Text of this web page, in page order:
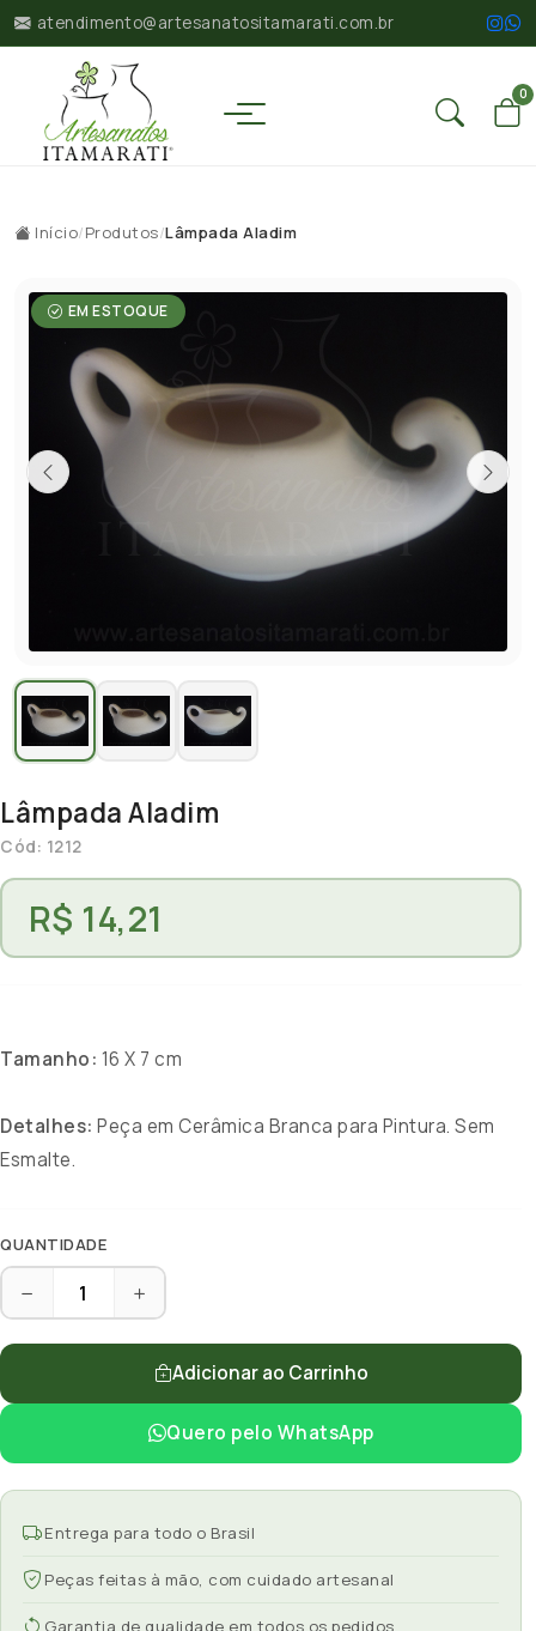
atendimento@artesanatositamarati.com.br
0
Início/Produtos/Lâmpada Aladim
EM ESTOQUE
Lâmpada Aladim
Cód: 1212
R$ 14,21
Tamanho: 16 X 7 cm
Detalhes: Peça em Cerâmica Branca para Pintura. Sem
Esmalte.
QUANTIDADE
Adicionar ao Carrinho
Quero pelo WhatsApp
Entrega para todo o Brasil
Peças feitas à mão, com cuidado artesanal
Garantia de qualidade em todos os pedidos